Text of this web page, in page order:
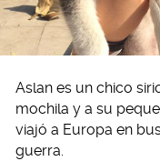
Aslan es un chico
mochila y a su
viajó a Europa en
guerra.